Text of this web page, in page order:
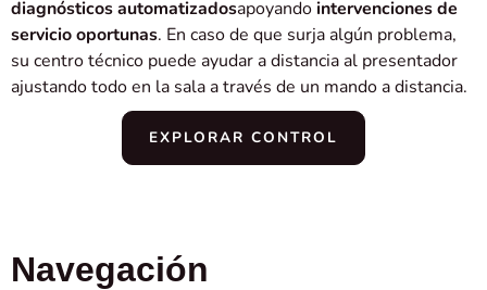
diagnósticos automatizadosapoyandointervenciones de
servicio oportunas. En caso de que surja algún problema,
su centro técnico puede ayudar a distancia al presentador
ajustando todo en la sala a través de un mando a distancia.
EXPLORAR CONTROL
Navegación